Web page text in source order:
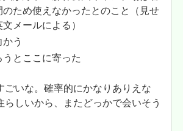
のため使えなかったとのこと（見せ
メールによる）
う
うとここに寄った
ごいな。確率的にかなりありえな
らしいから、またどっかで会いそう